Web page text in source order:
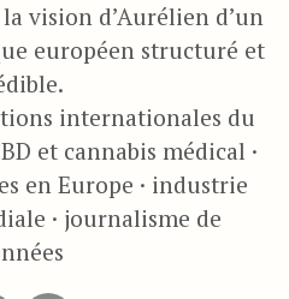
vision d’Aurélien d’un
européen structuré et
internationales du
et cannabis médical ·
en Europe · industrie
· journalisme de